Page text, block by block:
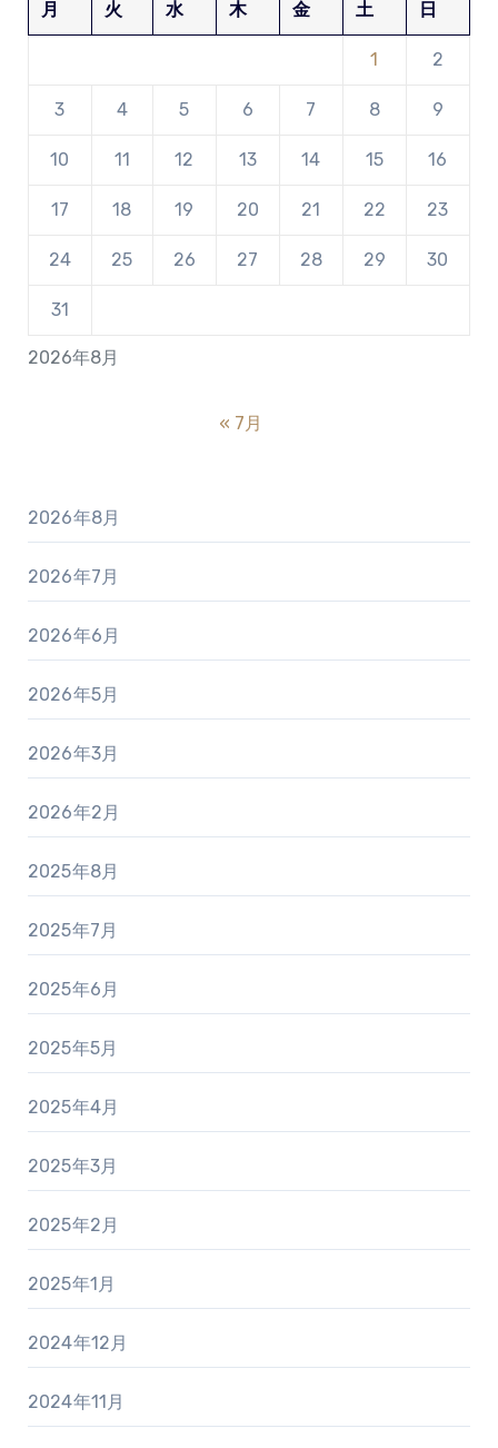
2026年8月
月 火 水 木 金 土 日
1 2
3 4 5 6 7 8 9
10 11 12 13 14 15 16
17 18 19 20 21 22 23
24 25 26 27 28 29 30
31
« 7月
2026年8月
2026年7月
2026年6月
2026年5月
2026年3月
2026年2月
2025年8月
2025年7月
2025年6月
2025年5月
2025年4月
2025年3月
2025年2月
2025年1月
2024年12月
2024年11月